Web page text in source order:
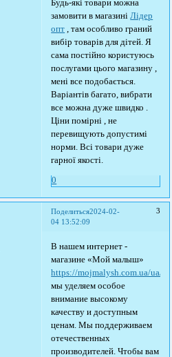
Будь-які товари можна
замовити в магазиніЛідер
опт , там особливо граний
вибір товарів для дітей. Я
сама постійно користуюсь
послугами цього магазину ,
мені все подобається.
Варіантів багато, вибрати
все можна дуже швидко .
Ціни помірні , не
перевищують допустимі
норми. Всі товари дуже
гарної якості.
0
Поделиться 3
2024-02-
04 13:52:09
В нашем интернет -
магазине «Мой малыш»
https://mojmalysh.com.ua/ua/
мы уделяем особое
внимание высокому
качеству и доступным
ценам. Мы поддерживаем
отечественных
производителей. Чтобы вам